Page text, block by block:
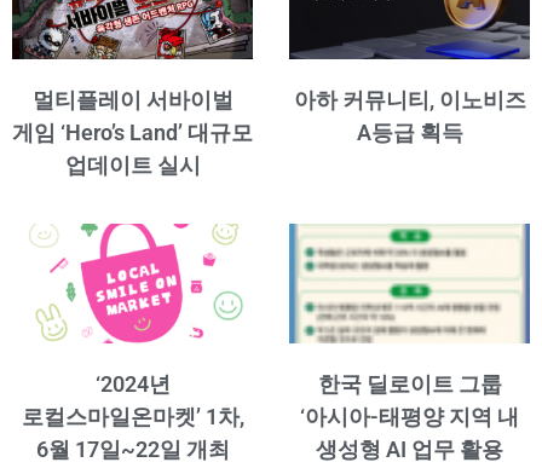
멀티플레이 서바이벌
게임 ‘Hero’s Land’ 대규모
업데이트 실시
아하 커뮤니티, 이노비즈
A등급 획득
‘2024년
로컬스마일온마켓’ 1차,
6월 17일~22일 개최
한국 딜로이트 그룹
‘아시아-태평양 지역 내
생성형 AI 업무 활용